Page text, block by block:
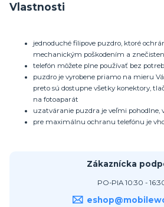
Vlastnosti
jednoduché filipove puzdro, ktoré
mechanickým poškodením a
telefón môžete plne používať bez
puzdro je vyrobene priamo na mieru
preto sú dostupne všetky konektory,
na fotoaparát
uzatváranie puzdra je veľmi
pre maximálnu ochranu telefónu je
Zákaznícka
PO-PIA 10:30 -